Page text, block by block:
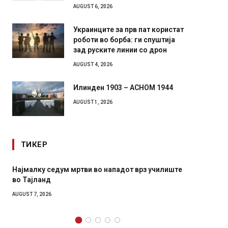
AUGUST 6, 2026
Украинците за прв пат користат
роботи во борба: ги спуштија
зад руските линии со дрон
AUGUST 4, 2026
Илинден 1903 – АСНОМ 1944
AUGUST 1, 2026
ТИКЕР
Најмалку седум мртви во нападот врз училиште
во Тајланд
AUGUST 7, 2026